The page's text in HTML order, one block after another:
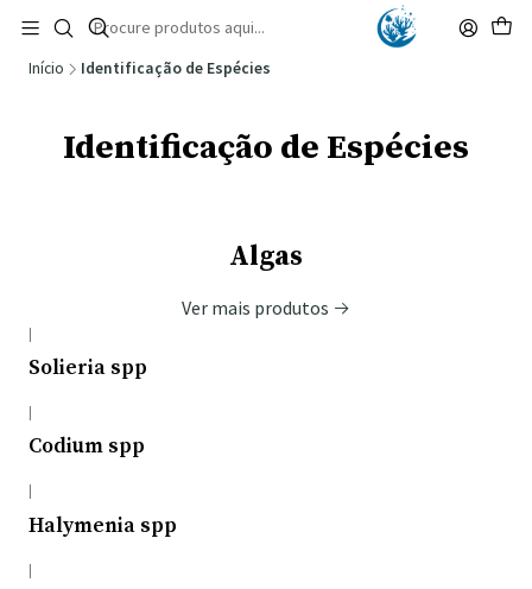
🚚 Portugal Continental: Portes Grátis desde 149,90€ (Envio extresso: 14,90€)
Ler mais
Início Identificação de Espécies
Identificação de Espécies
Algas
Ver mais produtos
|
Solieria spp
|
Codium spp
|
Halymenia spp
|